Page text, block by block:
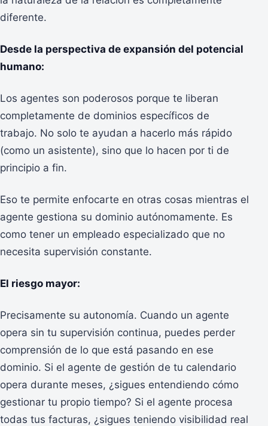
diferente.
Desde la perspectiva de expansión del potencial
humano:
Los agentes son poderosos porque te liberan
completamente de dominios específicos de
trabajo. No solo te ayudan a hacerlo más rápido
(como un asistente), sino que lo hacen por ti de
principio a fin.
Eso te permite enfocarte en otras cosas mientras el
agente gestiona su dominio autónomamente. Es
como tener un empleado especializado que no
necesita supervisión constante.
El riesgo mayor:
Precisamente su autonomía. Cuando un agente
opera sin tu supervisión continua, puedes perder
comprensión de lo que está pasando en ese
dominio. Si el agente de gestión de tu calendario
opera durante meses, ¿sigues entendiendo cómo
gestionar tu propio tiempo? Si el agente procesa
todas tus facturas, ¿sigues teniendo visibilidad real